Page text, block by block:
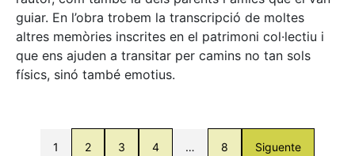
guiar. En l’obra trobem la transcripció de moltes
altres memòries inscrites en el patrimoni col·lectiu i
que ens ajuden a transitar per camins no tan sols
físics, sinó també emotius.
1 2 3 4 … 8 Siguente